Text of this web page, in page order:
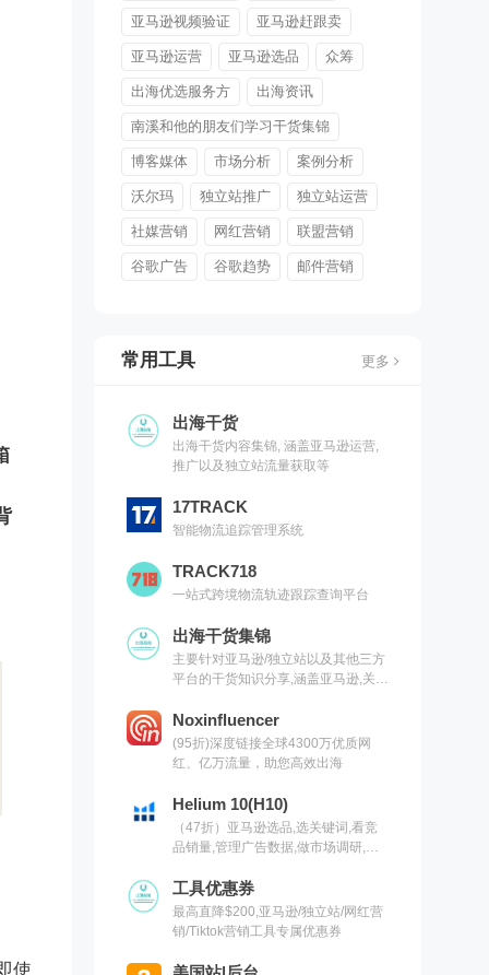
使
亚马逊视频验证 亚马逊赶跟卖
亚马逊运营 亚马逊选品 众筹
出海优选服务方 出海资讯
南溪和他的朋友们学习干货集锦
博客媒体 市场分析 案例分析
沃尔玛 独立站推广 独立站运营
社媒营销 网红营销 联盟营销
谷歌广告 谷歌趋势 邮件营销
常用工具 更多
出海干货
出海干货内容集锦, 涵盖亚马逊运营,
推广以及独立站流量获取等
17TRACK
智能物流追踪管理系统
TRACK718
一站式跨境物流轨迹跟踪查询平台
出海干货集锦
主要针对亚马逊/独立站以及其他三方
平台的干货知识分享,涵盖亚马逊,关键
具以及出海干货集锦,欢迎关注
Noxinfluencer
(95折)深度链接全球4300万优质网
红、亿万流量，助您高效出海
Helium 10(H10)
（47折）亚马逊选品,选关键词,看竞
品销量,管理广告数据,做市场调研,有
工具优惠券
最高直降$200,亚马逊/独立站/网红营
销/Tiktok营销工具专属优惠券